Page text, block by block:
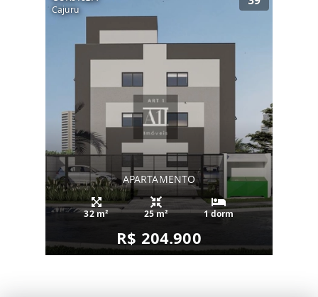
Cajuru
APARTAMENTO
32 m² 25 m² 1 dorm
R$ 204.900